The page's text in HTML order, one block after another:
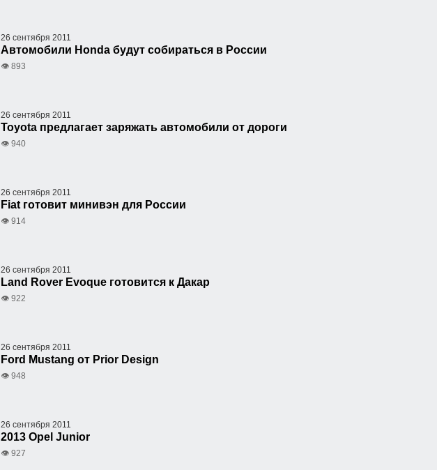
26 сентября 2011
Автомобили Honda будут собираться в России
👁 893
26 сентября 2011
Toyota предлагает заряжать автомобили от дороги
👁 940
26 сентября 2011
Fiat готовит минивэн для России
👁 914
26 сентября 2011
Land Rover Evoque готовится к Дакар
👁 922
26 сентября 2011
Ford Mustang от Prior Design
👁 948
26 сентября 2011
2013 Opel Junior
👁 927